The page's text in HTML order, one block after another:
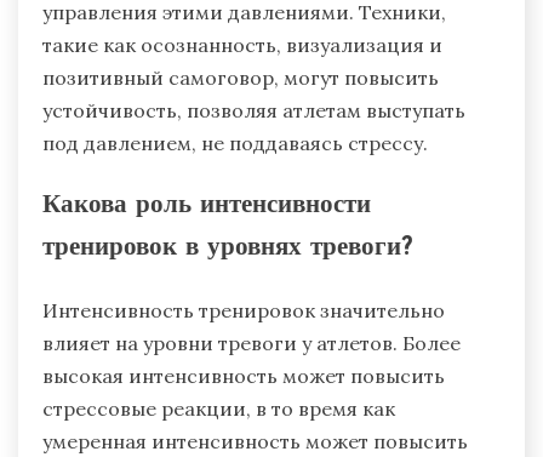
управления этими давлениями. Техники,
такие как осознанность, визуализация и
позитивный самоговор, могут повысить
устойчивость, позволяя атлетам выступать
под давлением, не поддаваясь стрессу.
Какова роль интенсивности
тренировок в уровнях тревоги?
Интенсивность тренировок значительно
влияет на уровни тревоги у атлетов. Более
высокая интенсивность может повысить
стрессовые реакции, в то время как
умеренная интенсивность может повысить